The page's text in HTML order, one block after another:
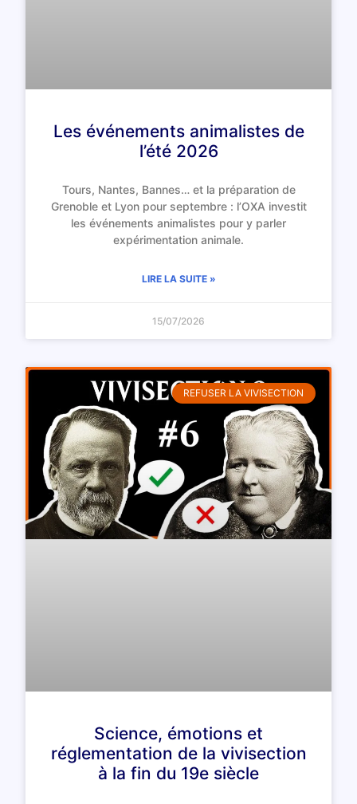
Les événements animalistes de
l’été 2026
Tours, Nantes, Bannes… et la préparation de
Grenoble et Lyon pour septembre : l’OXA investit
les événements animalistes pour y parler
expérimentation animale.
LIRE LA SUITE »
15/07/2026
REFUSER LA VIVISECTION
Science, émotions et
réglementation de la vivisection
à la fin du 19e siècle